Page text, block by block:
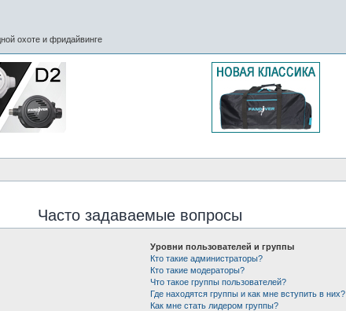
охоте и фридайвинге
Часто задаваемые вопросы
Уровни пользователей и группы
Кто такие администраторы?
Кто такие модераторы?
Что такое группы пользователей?
Где находятся группы и как мне вступить в них?
Как мне стать лидером группы?